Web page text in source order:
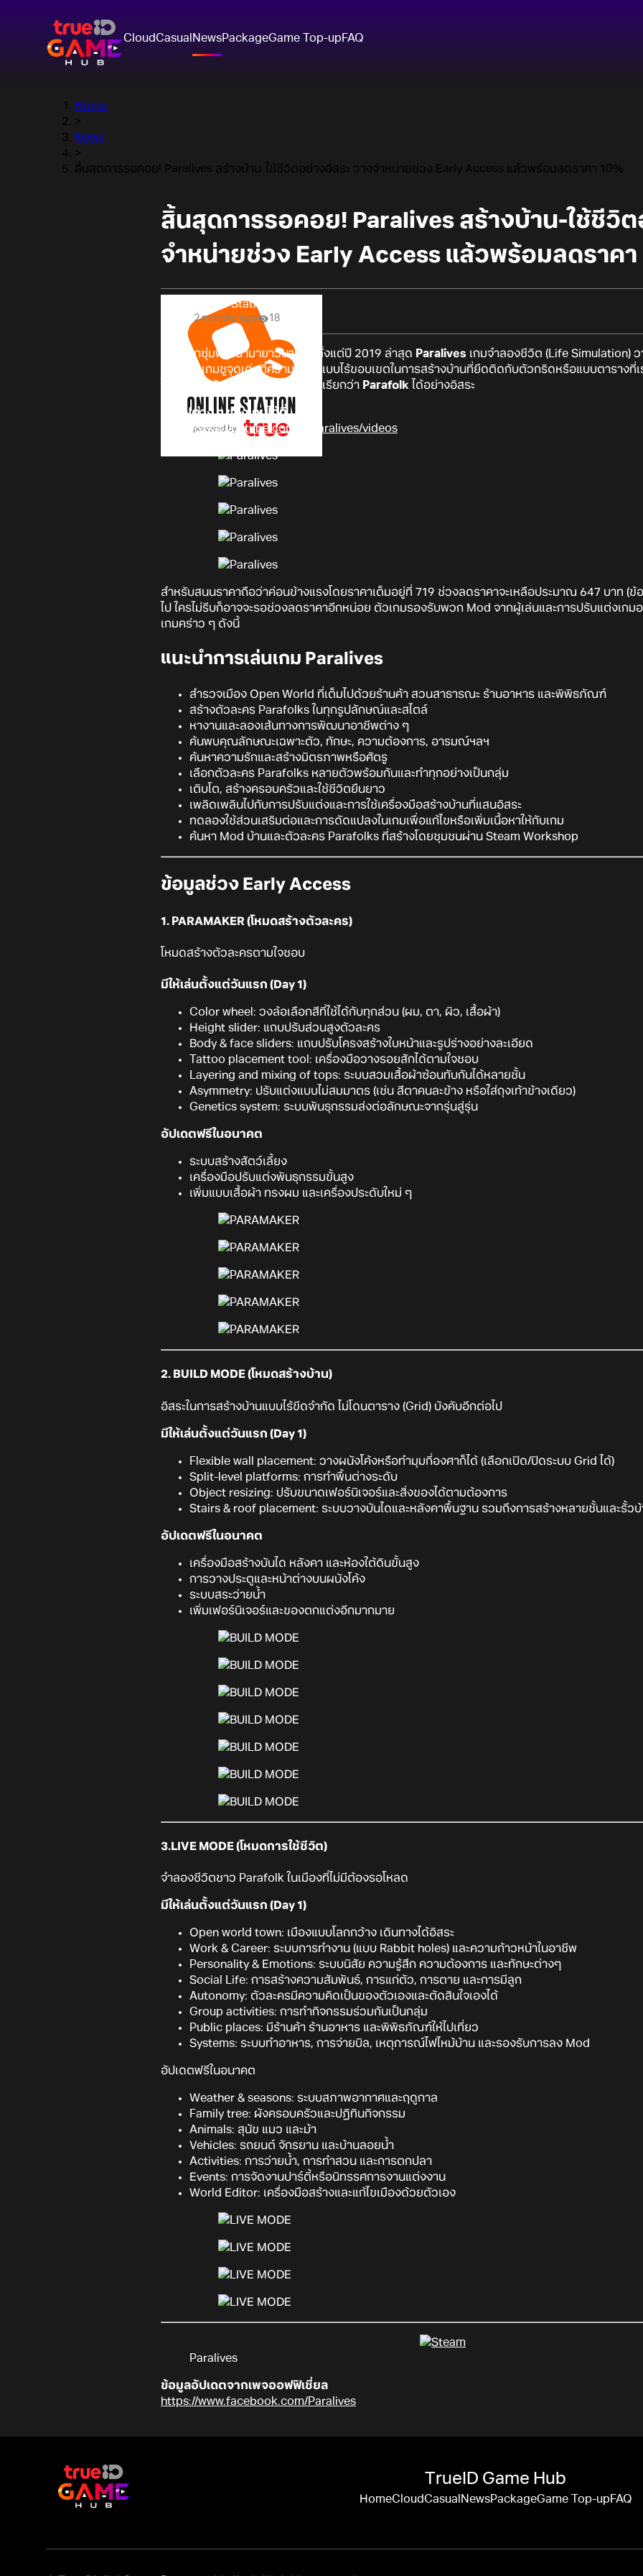
CloudCasual NewsPackageGame Top-upFAQ
Home
>
News
>
สิ้นสุดการรอคอย! Paralives สร้างบ้าน-ใช้ชีวิตอย่างอิสระ วางจำหน่ายช่วง Early Access แล้วพร้อมลดราคา 10%
สิ้นสุดการรอคอย! Paralives สร้างบ้าน-ใช้ชีวิต
จำหน่ายช่วง Early Access แล้วพร้อมลดราคา
Online Station
2 months ago 18
หลังจากซุ่มพัฒนามายาวนานนับตั้งแต่ปี 2019 ล่าสุด Paralives เกมจำลองชีวิต (Life Simulation)
ที่โดยตัวเกมชูจุดเด่นที่ความอิสระแบบไร้ขอบเขตในการสร้างบ้านที่ยึดติดกับตัวกริดหรือแบบตารางที่เ
ไปถึงการปรับแต่งตัวละครในเกมที่เรียกว่า Parafolk ได้อย่างอิสระ
ดูคลิปต่าง ๆ ของเกมได้ที่
https://www.youtube.com/@Paralives/videos
สำหรับสนนราคาถือว่าค่อนข้างแรงโดยราคาเต็มอยู่ที่ 719 ช่วงลดราคาจะเหลือประมาณ 647 บาท (ข้
ไป ใครไม่รีบก็อาจจะรอช่วงลดราคาอีกหน่อย ตัวเกมรองรับพวก Mod จากผู้เล่นและการปรับแต่งเกม
เกมคร่าว ๆ ดังนี้
แนะนำการเล่นเกม Paralives
สำรวจเมือง Open World ที่เต็มไปด้วยร้านค้า สวนสาธารณะ ร้านอาหาร และพิพิธภัณฑ์
สร้างตัวละคร Parafolks ในทุกรูปลักษณ์และสไตล์
หางานและลองเส้นทางการพัฒนาอาชีพต่าง ๆ
ค้นพบคุณลักษณะเฉพาะตัว, ทักษะ, ความต้องการ, อารมณ์ฯลฯ
ค้นหาความรักและสร้างมิตรภาพหรือศัตรู
เลือกตัวละคร Parafolks หลายตัวพร้อมกันและทำทุกอย่างเป็นกลุ่ม
เติบโต, สร้างครอบครัวและใช้ชีวิตยืนยาว
เพลิดเพลินไปกับการปรับแต่งและการใช้เครื่องมือสร้างบ้านที่แสนอิสระ
ทดลองใช้ส่วนเสริมต่อและการดัดแปลงในเกมเพื่อแก้ไขหรือเพิ่มเนื้อหาให้กับเกม
ค้นหา Mod บ้านและตัวละคร Parafolks ที่สร้างโดยชุมชนผ่าน Steam Workshop
ข้อมูลช่วง Early Access
1. PARAMAKER (โหมดสร้างตัวละคร)
โหมดสร้างตัวละครตามใจชอบ
มีให้เล่นตั้งแต่วันแรก (Day 1)
Color wheel: วงล้อเลือกสีที่ใช้ได้กับทุกส่วน (ผม, ตา, ผิว, เสื้อผ้า)
Height slider: แถบปรับส่วนสูงตัวละคร
Body & face sliders: แถบปรับโครงสร้างใบหน้าและรูปร่างอย่างละเอียด
Tattoo placement tool: เครื่องมือวางรอยสักได้ตามใจชอบ
Layering and mixing of tops: ระบบสวมเสื้อผ้าซ้อนทับกันได้หลายชั้น
Asymmetry: ปรับแต่งแบบไม่สมมาตร (เช่น สีตาคนละข้าง หรือใส่ถุงเท้าข้างเดียว)
Genetics system: ระบบพันธุกรรมส่งต่อลักษณะจากรุ่นสู่รุ่น
อัปเดตฟรีในอนาคต
ระบบสร้างสัตว์เลี้ยง
เครื่องมือปรับแต่งพันธุกรรมขั้นสูง
เพิ่มแบบเสื้อผ้า ทรงผม และเครื่องประดับใหม่ ๆ
2. BUILD MODE (โหมดสร้างบ้าน)
อิสระในการสร้างบ้านแบบไร้ขีดจำกัด ไม่โดนตาราง (Grid) บังคับอีกต่อไป
มีให้เล่นตั้งแต่วันแรก (Day 1)
Flexible wall placement: วางผนังโค้งหรือทำมุมกี่องศาก็ได้ (เลือกเปิด/ปิดระบบ Grid ได้)
Split-level platforms: การทำพื้นต่างระดับ
Object resizing: ปรับขนาดเฟอร์นิเจอร์และสิ่งของได้ตามต้องการ
Stairs & roof placement: ระบบวางบันไดและหลังคาพื้นฐาน รวมถึงการสร้างหลายชั้นและรั้ว
อัปเดตฟรีในอนาคต
เครื่องมือสร้างบันได หลังคา และห้องใต้ดินขั้นสูง
การวางประตูและหน้าต่างบนผนังโค้ง
ระบบสระว่ายน้ำ
เพิ่มเฟอร์นิเจอร์และของตกแต่งอีกมากมาย
3.LIVE MODE (โหมดการใช้ชีวิต)
จำลองชีวิตชาว Parafolk ในเมืองที่ไม่มีต้องรอโหลด
มีให้เล่นตั้งแต่วันแรก (Day 1)
Open world town: เมืองแบบโลกกว้าง เดินทางได้อิสระ
Work & Career: ระบบการทำงาน (แบบ Rabbit holes) และความก้าวหน้าในอาชีพ
Personality & Emotions: ระบบนิสัย ความรู้สึก ความต้องการ และทักษะต่างๆ
Social Life: การสร้างความสัมพันธ์, การแก่ตัว, การตาย และการมีลูก
Autonomy: ตัวละครมีความคิดเป็นของตัวเองและตัดสินใจเองได้
Group activities: การทำกิจกรรมร่วมกันเป็นกลุ่ม
Public places: มีร้านค้า ร้านอาหาร และพิพิธภัณฑ์ให้ไปเที่ยว
Systems: ระบบทำอาหาร, การจ่ายบิล, เหตุการณ์ไฟไหม้บ้าน และรองรับการลง Mod
อัปเดตฟรีในอนาคต
Weather & seasons: ระบบสภาพอากาศและฤดูกาล
Family tree: ผังครอบครัวและปฏิทินกิจกรรม
Animals: สุนัข แมว และม้า
Vehicles: รถยนต์ จักรยาน และบ้านลอยน้ำ
Activities: การว่ายน้ำ, การทำสวน และการตกปลา
Events: การจัดงานปาร์ตี้หรือนิทรรศการงานแต่งงาน
World Editor: เครื่องมือสร้างและแก้ไขเมืองด้วยตัวเอง
Paralives
ข้อมูลอัปเดตจากเพจออฟฟิเชี่ยล
https://www.facebook.com/Paralives
TrueID Game Hub
HomeCloudCasual NewsPackageGame Top-upFAQ